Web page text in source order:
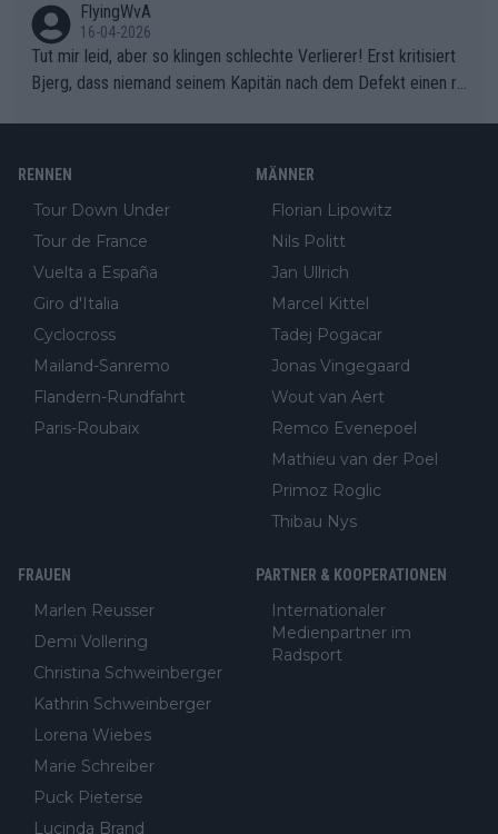
FlyingWvA
16-04-2026
Tut mir leid, aber so klingen schlechte Verlierer! Erst kritisiert
Bjerg, dass niemand seinem Kapitän nach dem Defekt einen ro
ter mit einem platten Reifen ins Velodrome einfuhr. Schlechter
Defekt anschaut - wer andern eine Grube gräbt, fällt selbst hin
ein.
RENNEN
Tour Down Under
Tour de France
Vuelta a España
Giro d'Italia
Cyclocross
Mailand-Sanremo
Flandern-Rundfahrt
Paris-Roubaix
MÄNNER
Florian Lipowitz
Nils Politt
Jan Ullrich
Marcel Kittel
Tadej Pogacar
Jonas Vingegaard
Wout van Aert
Remco Evenepoel
Mathieu van der Poel
Primoz Roglic
Thibau Nys
FRAUEN
Marlen Reusser
Demi Vollering
Christina Schweinberger
Kathrin Schweinberger
Lorena Wiebes
Marie Schreiber
Puck Pieterse
Lucinda Brand
PARTNER & KOOPERATIONEN
Internationaler
Medienpartner im
Radsport